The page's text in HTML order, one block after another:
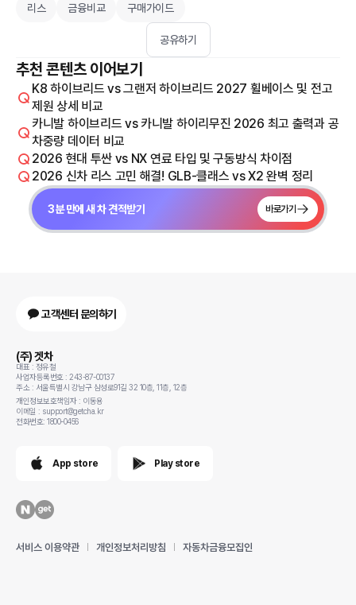
리스 금융비교 구매가이드
공유하기
추천 콘텐츠 이어보기
K8 하이브리드 vs 그랜저 하이브리드 2027 휠베이스 및 전고
제원 상세 비교
카니발 하이브리드 vs 카니발 하이리무진 2026 최고 출력과 공
차중량 데이터 비교
2026 현대 투싼 vs NX 연료 타입 및 구동방식 차이점
2026 신차 리스 고민 해결! GLB-클래스 vs X2 완벽 정리
3분 만에 새 차 견적받기 바로가기
고객센터 문의하기
(주) 겟차
대표 : 정유철
사업자등록번호 : 243-87-00137
주소 : 서울특별시 강남구 삼성로91길 32 10층, 11층, 12층
개인정보보호책임자 : 이동용
이메일 : support@getcha.kr
전화번호: 1800-0456
App store Play store
서비스 이용약관 개인정보처리방침 자동차금융모집인